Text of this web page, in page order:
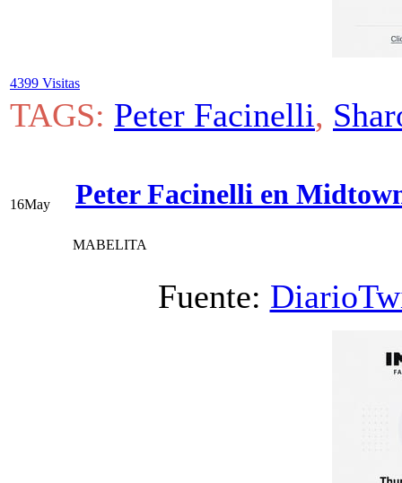
4399 Visitas
TAGS: Peter Facinelli,
16May Peter Facinelli en
MABELITA
Fuente: